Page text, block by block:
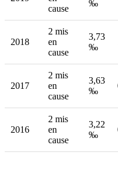
cause
‰
2018
2 mis
en
cause
3,73
‰
2017
2 mis
en
cause
3,63
‰
2016
2 mis
en
cause
3,22
‰